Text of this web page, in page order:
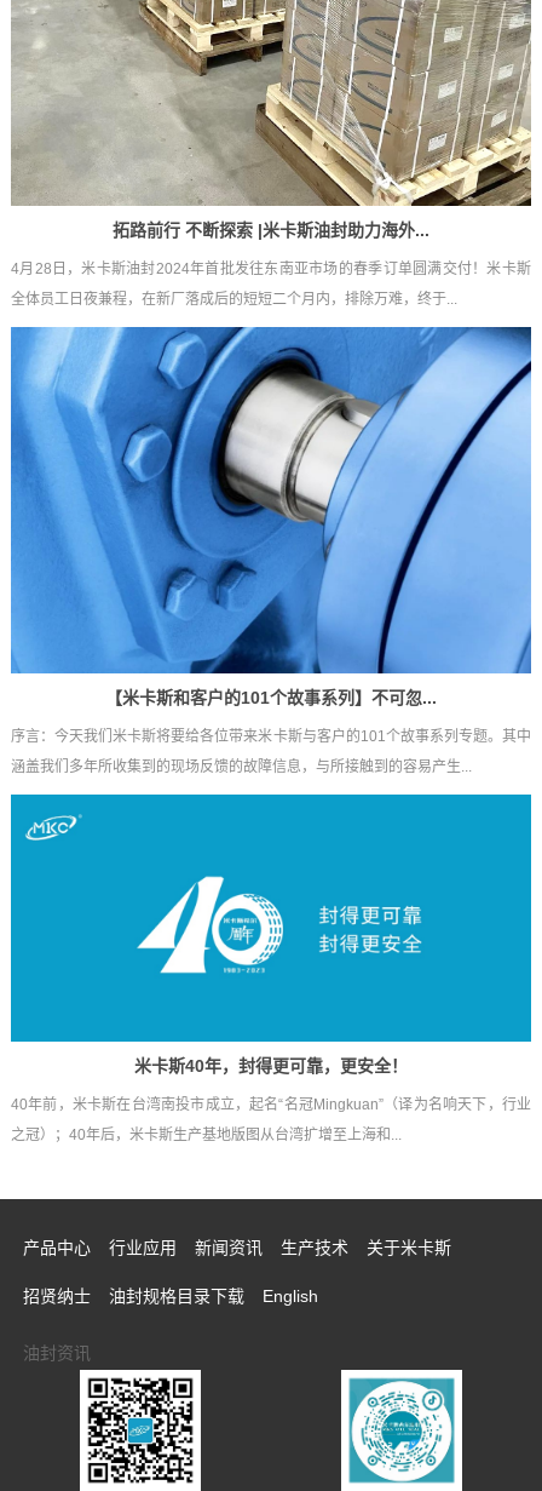
拓路前行 不断探索 |米卡斯油封助力海外...
4月28日，米卡斯油封2024年首批发往东南亚市场的春季订单圆满交付！米卡斯
全体员工日夜兼程，在新厂落成后的短短二个月内，排除万难，终于...
【米卡斯和客户的101个故事系列】不可忽...
序言：今天我们米卡斯将要给各位带来米卡斯与客户的101个故事系列专题。其中
涵盖我们多年所收集到的现场反馈的故障信息，与所接触到的容易产生...
米卡斯40年，封得更可靠，更安全！
40年前，米卡斯在台湾南投市成立，起名“名冠Mingkuan”（译为名响天下，行业
之冠）；40年后，米卡斯生产基地版图从台湾扩增至上海和...
产品中心 行业应用 新闻资讯 生产技术 关于米卡斯
招贤纳士 油封规格目录下载 English
油封资讯